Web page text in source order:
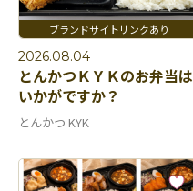
2026.08.04
とんかつＫＹＫのお弁当は
いかがですか？
とんかつ KYK